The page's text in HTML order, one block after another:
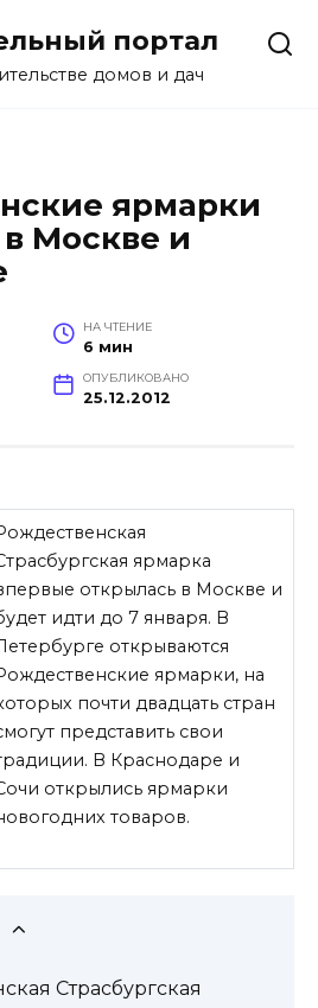
портал
домов и дач
ярмарки
Москве и
НА ЧТЕНИЕ
6 мин
ОПУБЛИКОВАНО
25.12.2012
ярмарка
открылась в Москве и
идти до 7 января. В
открываются
ярмарки, на
почти двадцать стран
представить свои
В Краснодаре и
открылись ярмарки
товаров.
Страсбургская